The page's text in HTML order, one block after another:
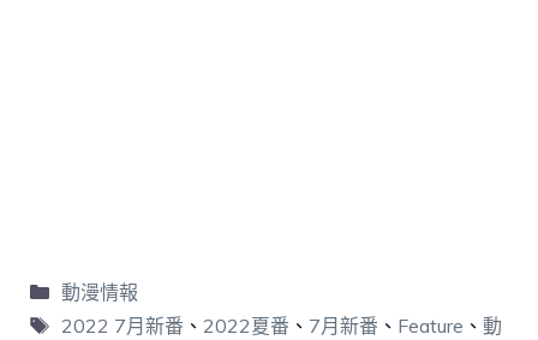
動漫情報
2022 7月新番 、 2022夏番 、 7月新番 、 Feature 、 動